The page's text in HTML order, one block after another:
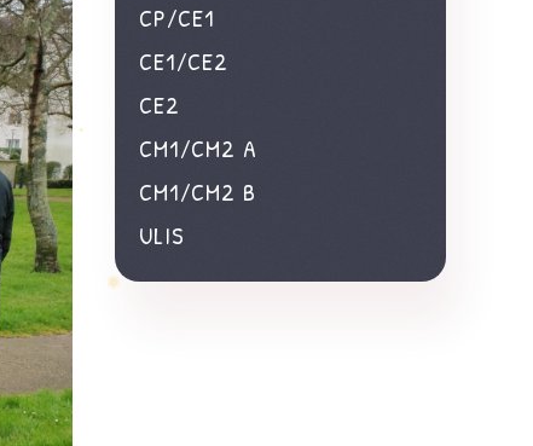
CP/CE1
CE1/CE2
CE2
CM1/CM2 A
CM1/CM2 B
ULIS